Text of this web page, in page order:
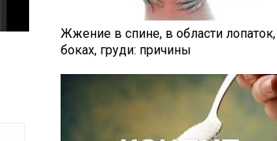
Жжение в спине, в области лопаток,
боках, груди: причины